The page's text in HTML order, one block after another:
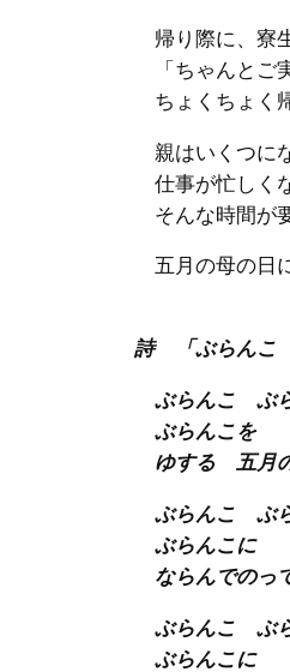
帰り際に、寮
「ちゃんとご
ちょくちょく
親はいくつに
仕事が忙しく
そんな時間が
五月の母の日
詩 「ぶらんこ
ぶらんこ ぶ
ぶらんこを
ゆする 五月
ぶらんこ ぶ
ぶらんこに
ならんでのっ
ぶらんこ ぶ
ぶらんこに